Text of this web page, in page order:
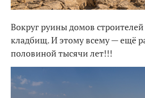
Вокруг руины домов
кладбищ. И этому всему — ещё
половиной тысячи лет!!!